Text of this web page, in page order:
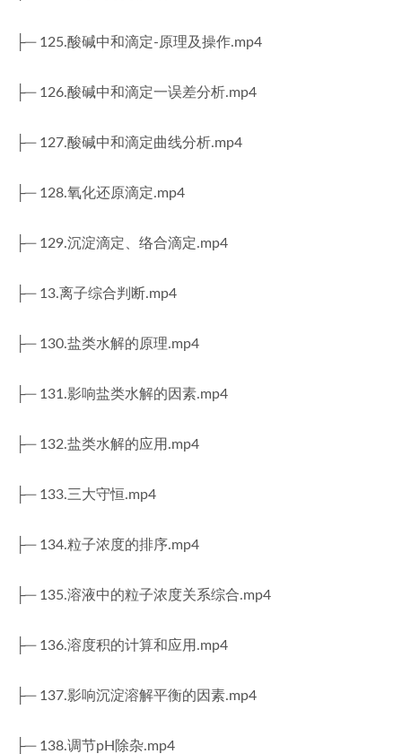
├─ 125.酸碱中和滴定-原理及操作.mp4
├─ 126.酸碱中和滴定一误差分析.mp4
├─ 127.酸碱中和滴定曲线分析.mp4
├─ 128.氧化还原滴定.mp4
├─ 129.沉淀滴定、络合滴定.mp4
├─ 13.离子综合判断.mp4
├─ 130.盐类水解的原理.mp4
├─ 131.影响盐类水解的因素.mp4
├─ 132.盐类水解的应用.mp4
├─ 133.三大守恒.mp4
├─ 134.粒子浓度的排序.mp4
├─ 135.溶液中的粒子浓度关系综合.mp4
├─ 136.溶度积的计算和应用.mp4
├─ 137.影响沉淀溶解平衡的因素.mp4
├─ 138.调节pH除杂.mp4